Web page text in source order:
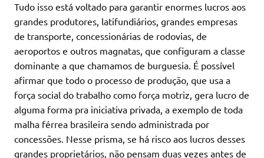
Tudo isso está voltado para garantir enormes lucros aos
grandes produtores, latifundiários, grandes empresas
de transporte, concessionárias de rodovias, de
aeroportos e outros magnatas, que configuram a classe
dominante a que chamamos de burguesia. É possível
afirmar que todo o processo de produção, que usa a
força social do trabalho como força motriz, gera lucro de
alguma forma pra iniciativa privada, a exemplo de toda
malha férrea brasileira sendo administrada por
concessões. Nesse prisma, se há risco aos lucros desses
grandes proprietários, não pensam duas vezes antes de